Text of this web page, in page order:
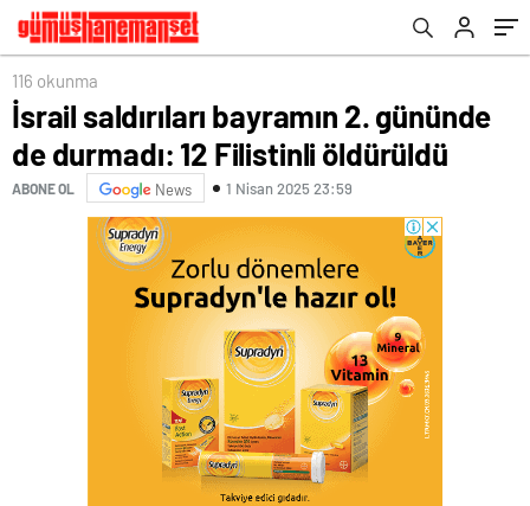
116 okunma
İsrail saldırıları bayramın 2. gününde
de durmadı: 12 Filistinli öldürüldü
ABONE OL News 1 Nisan 2025 23:59